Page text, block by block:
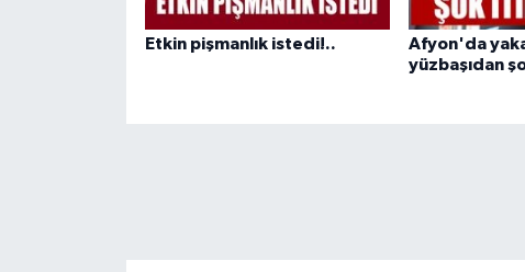
Etkin pişmanlık istedi!..
Afyon'da
yüzbaşıdan